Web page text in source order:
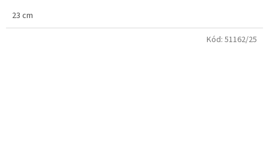
23 cm
Kód: 51162/25